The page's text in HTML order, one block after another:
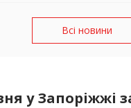
Всі новини
у Запоріжжі